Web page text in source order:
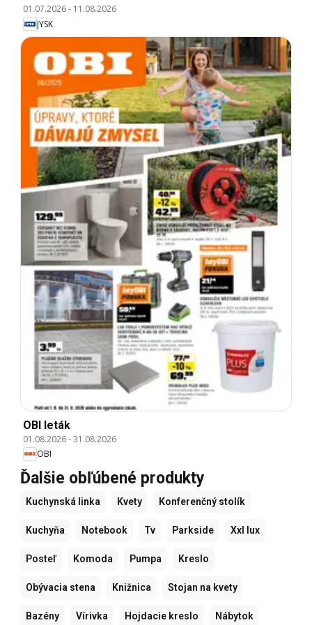
01.07.2026- 11.08.2026
JYSK
OBI leták
01.08.2026-31.08.2026
OBI
Ďalšie obľúbené produkty
Kuchynská linka Kvety Konferenčný stolík
Kuchyňa Notebook Tv Parkside Xxl lux
Posteľ Komoda Pumpa Kreslo
Obývacia stena Knižnica Stojan na kvety
Bazény Vírivka Hojdacie kreslo Nábytok